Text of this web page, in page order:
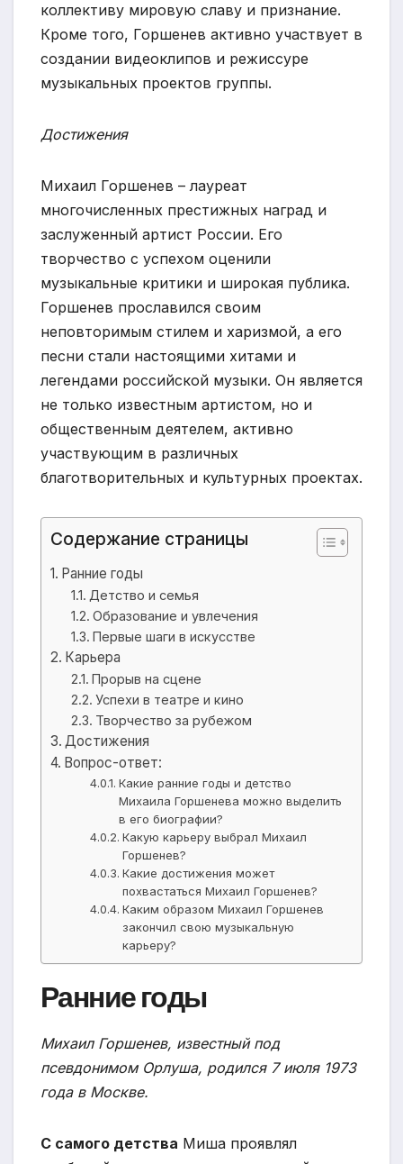
коллективу мировую славу и признание.
Кроме того, Горшенев активно участвует в
создании видеоклипов и режиссуре
музыкальных проектов группы.
Достижения
Михаил Горшенев – лауреат
многочисленных престижных наград и
заслуженный артист России. Его
творчество с успехом оценили
музыкальные критики и широкая публика.
Горшенев прославился своим
неповторимым стилем и харизмой, а его
песни стали настоящими хитами и
легендами российской музыки. Он является
не только известным артистом, но и
общественным деятелем, активно
участвующим в различных
благотворительных и культурных проектах.
Содержание страницы
Ранние годы
Детство и семья
Образование и увлечения
Первые шаги в искусстве
Карьера
Прорыв на сцене
Успехи в театре и кино
Творчество за рубежом
Достижения
Вопрос-ответ:
Какие ранние годы и детство
Михаила Горшенева можно выделить
в его биографии?
Какую карьеру выбрал Михаил
Горшенев?
Какие достижения может
похвастаться Михаил Горшенев?
Каким образом Михаил Горшенев
закончил свою музыкальную
карьеру?
Ранние годы
Михаил Горшенев, известный под
псевдонимом Орлуша, родился 7 июля 1973
года в Москве.
С самого детства Миша проявлял